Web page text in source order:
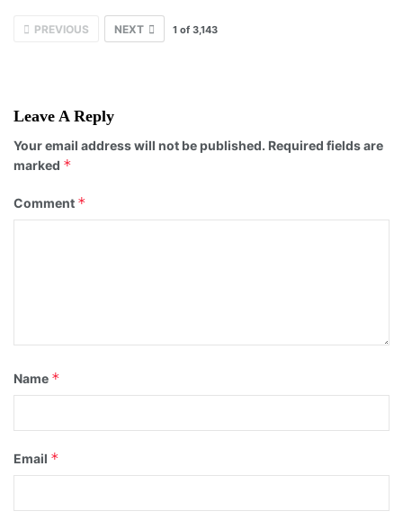
PREVIOUS NEXT 1 of 3,143
Leave A Reply
Your email address will not be published. Required fields are
marked *
Comment *
Name *
Email *